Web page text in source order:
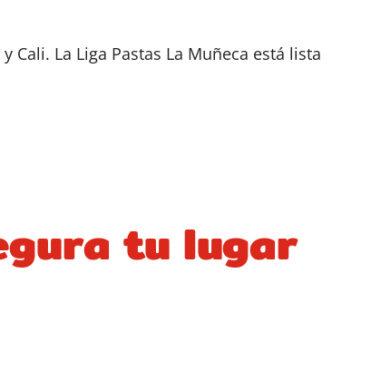
La Liga Pastas La Muñeca está lista
tu lugar